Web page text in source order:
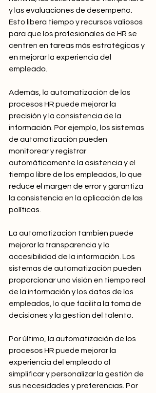
y las evaluaciones de desempeño.
Esto libera tiempo y recursos valiosos
para que los profesionales de HR se
centren en tareas más estratégicas y
en mejorar la experiencia del
empleado.
Además, la automatización de los
procesos HR puede mejorar la
precisión y la consistencia de la
información. Por ejemplo, los sistemas
de automatización pueden
monitorear y registrar
automáticamente la asistencia y el
tiempo libre de los empleados, lo que
reduce el margen de error y garantiza
la consistencia en la aplicación de las
políticas.
La automatización también puede
mejorar la transparencia y la
accesibilidad de la información. Los
sistemas de automatización pueden
proporcionar una visión en tiempo real
de la información y los datos de los
empleados, lo que facilita la toma de
decisiones y la gestión del talento.
Por último, la automatización de los
procesos HR puede mejorar la
experiencia del empleado al
simplificar y personalizar la gestión de
sus necesidades y preferencias. Por